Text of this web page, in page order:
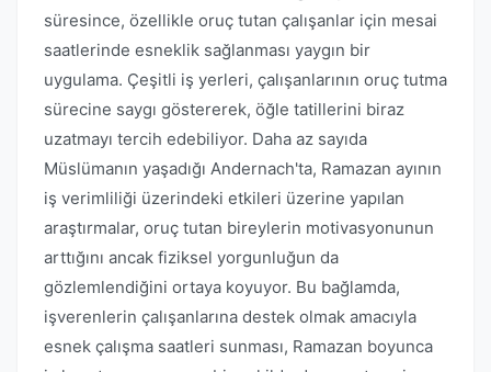
süresince, özellikle oruç tutan çalışanlar için mesai
saatlerinde esneklik sağlanması yaygın bir
uygulama. Çeşitli iş yerleri, çalışanlarının oruç tutma
sürecine saygı göstererek, öğle tatillerini biraz
uzatmayı tercih edebiliyor. Daha az sayıda
Müslümanın yaşadığı Andernach'ta, Ramazan ayının
iş verimliliği üzerindeki etkileri üzerine yapılan
araştırmalar, oruç tutan bireylerin motivasyonunun
arttığını ancak fiziksel yorgunluğun da
gözlemlendiğini ortaya koyuyor. Bu bağlamda,
işverenlerin çalışanlarına destek olmak amacıyla
esnek çalışma saatleri sunması, Ramazan boyunca